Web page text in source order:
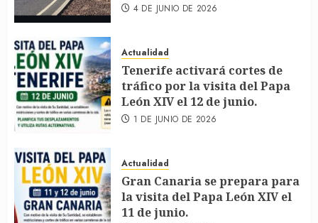
4 DE JUNIO DE 2026
Actualidad
Tenerife activará cortes de
tráfico por la visita del Papa
León XIV el 12 de junio.
1 DE JUNIO DE 2026
Actualidad
Gran Canaria se prepara para
la visita del Papa León XIV el
11 de junio.